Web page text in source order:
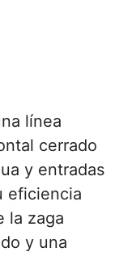
línea
cerrado
y entradas
eficiencia
la zaga
y una